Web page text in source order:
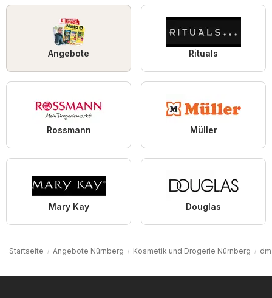
Angebote Rituals
Rossmann Müller
Mary Kay Douglas
Startseite Angebote Nürnberg Kosmetik und Drogerie Nürnberg